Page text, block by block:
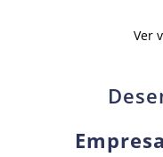
Ver
Empresa